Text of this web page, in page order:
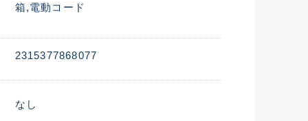
箱 電動コード
2315377868077
なし